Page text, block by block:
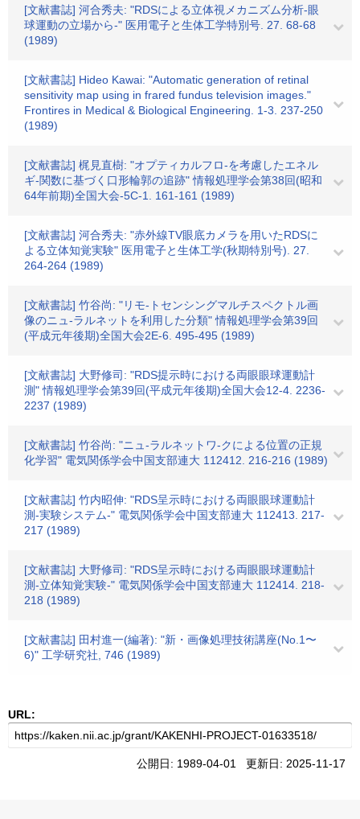
[文献書誌] 河合秀夫: "RDSによる立体視メカニズム分析-眼
球運動の立場から-" 医用電子と生体工学特別号. 27. 68-68
(1989)
[文献書誌] Hideo Kawai: "Automatic generation of retinal
sensitivity map using in frared fundus television images."
Frontires in Medical & Biological Engineering. 1-3. 237-250
(1989)
[文献書誌] 梶見直樹: "オプティカルフロ-を考慮したエネル
ギ-関数に基づく口形輪郭の追跡" 情報処理学会第38回(昭和
64年前期)全国大会-5C-1. 161-161 (1989)
[文献書誌] 河合秀夫: "赤外線TV眼底カメラを用いたRDSに
よる立体知覚実験" 医用電子と生体工学(秋期特別号). 27.
264-264 (1989)
[文献書誌] 竹谷尚: "リモ-トセンシングマルチスペクトル画
像のニュ-ラルネットを利用した分類" 情報処理学会第39回
(平成元年後期)全国大会2E-6. 495-495 (1989)
[文献書誌] 大野修司: "RDS提示時における両眼眼球運動計
測" 情報処理学会第39回(平成元年後期)全国大会12-4. 2236-
2237 (1989)
[文献書誌] 竹谷尚: "ニュ-ラルネットワ-クによる位置の正規
化学習" 電気関係学会中国支部連大 112412. 216-216 (1989)
[文献書誌] 竹内昭伸: "RDS呈示時における両眼眼球運動計
測-実験システム-" 電気関係学会中国支部連大 112413. 217-
217 (1989)
[文献書誌] 大野修司: "RDS呈示時における両眼眼球運動計
測-立体知覚実験-" 電気関係学会中国支部連大 112414. 218-
218 (1989)
[文献書誌] 田村進一(編著): "新・画像処理技術講座(No.1〜
6)" 工学研究社, 746 (1989)
URL:
公開日: 1989-04-01 更新日: 2025-11-17